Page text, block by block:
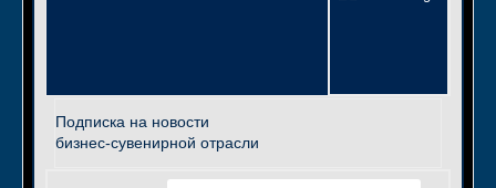
Подписка на новости
бизнес-сувенирной отрасли